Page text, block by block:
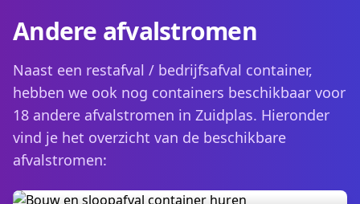
Andere afvalstromen
Naast een restafval / bedrijfsafval container,
hebben we ook nog containers beschikbaar voor
18 andere afvalstromen in Zuidplas. Hieronder
vind je het overzicht van de beschikbare
afvalstromen: